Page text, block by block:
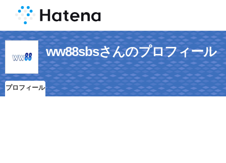
ww88sbsさんのプロフィール
プロフィール